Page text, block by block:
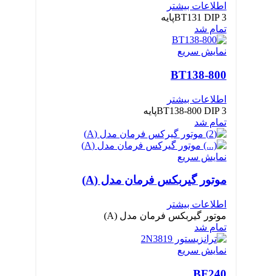
اطلاعات بیشتر
BT131 DIP 3پایه
تمام شد
نمایش سریع
BT138-800
اطلاعات بیشتر
BT138-800 DIP 3پایه
تمام شد
نمایش سریع
موتور گیربکس فرمان مدل (A)
اطلاعات بیشتر
موتور گیربکس فرمان مدل (A)
تمام شد
نمایش سریع